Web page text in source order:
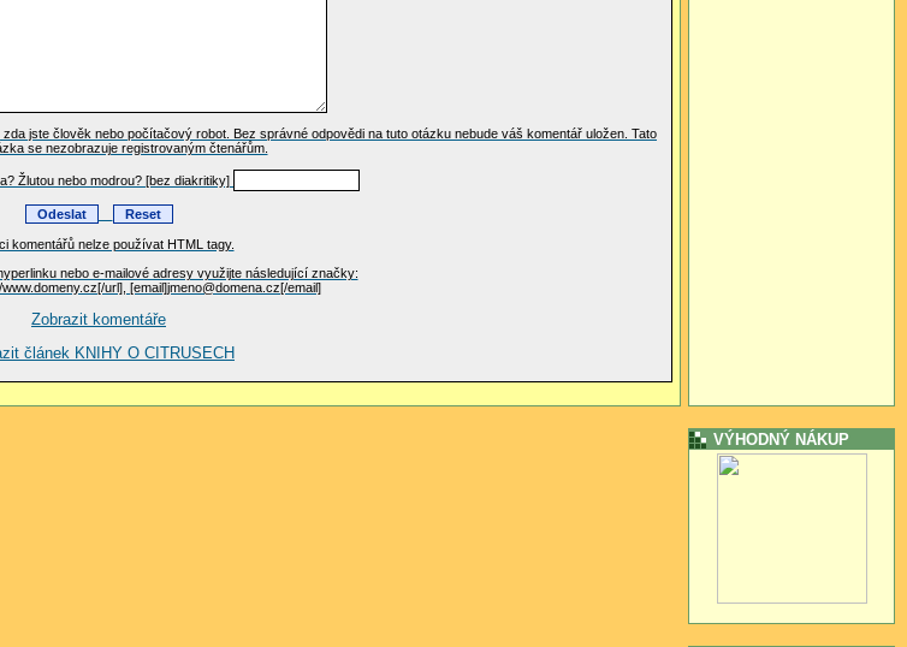
jste člověk nebo počítačový robot. Bez správné odpovědi na tuto otázku nebude váš komentář uložen. Tato
se nezobrazuje registrovaným čtenářům.
Žlutou nebo modrou? [bez diakritiky]
komentářů nelze používat HTML tagy.
nebo e-mailové adresy využijte následující značky:
url], [email]jmeno@domena.cz[/email]
Zobrazit komentáře
článek KNIHY O CITRUSECH
VÝHODNÝ NÁKUP